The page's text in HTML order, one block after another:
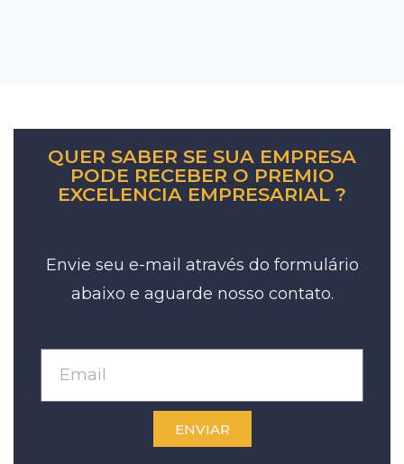
QUER SABER SE SUA EMPRESA
PODE RECEBER O PREMIO
EXCELENCIA EMPRESARIAL ?
Envie seu e-mail através do formulário
abaixo e aguarde nosso contato.
ENVIAR